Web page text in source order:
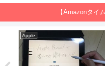
【Amazonタイ
SONY